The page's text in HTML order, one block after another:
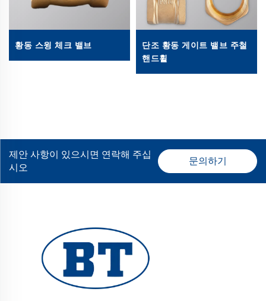
황동 스윙 체크 밸브
단조 황동 게이트 밸브 주철
핸드휠
제안 사항이 있으시면 연락해 주십
시오
문의하기